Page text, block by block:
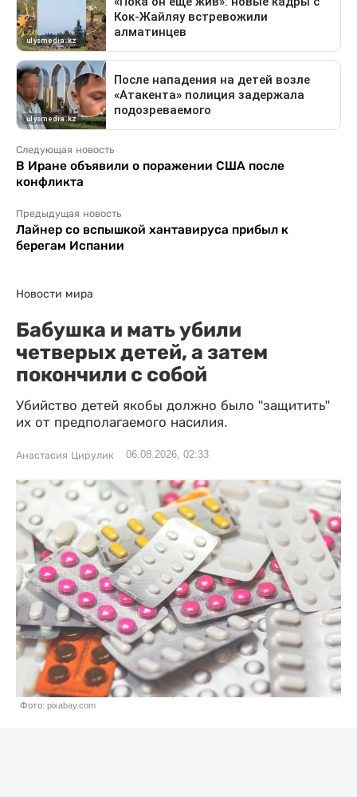
Следующая новость
В Иране объявили о поражении США после
конфликта
Предыдущая новость
Лайнер со вспышкой хантавируса прибыл к
берегам Испании
Новости мира
Бабушка и мать убили
четверых детей, а затем
покончили с собой
Убийство детей якобы должно было "защитить"
их от предполагаемого насилия.
Анастасия Цирулик 06.08.2026, 02:33
Фото: pixabay.com